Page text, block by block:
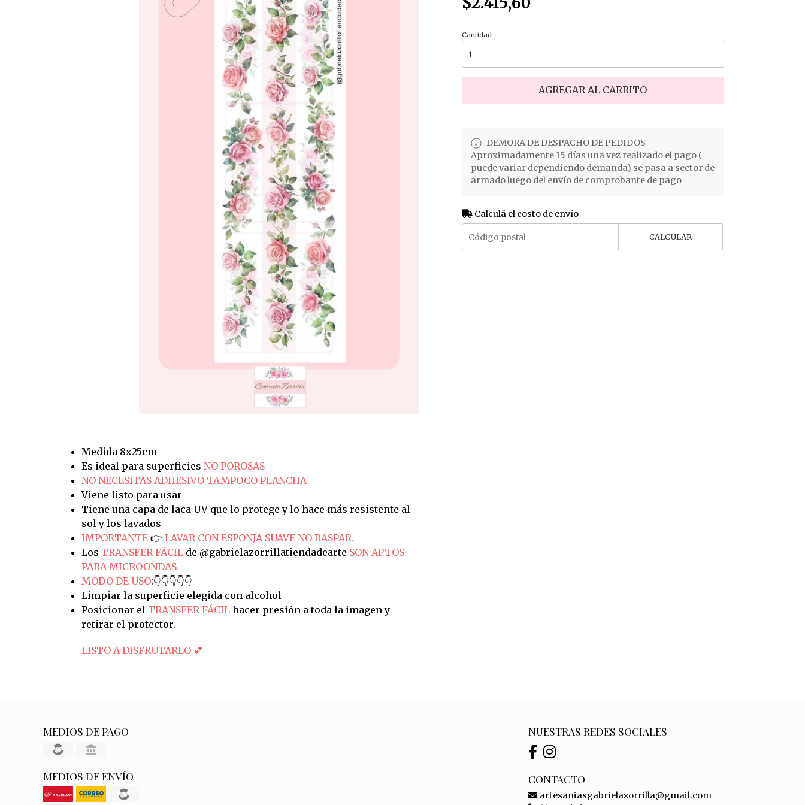
Medida 8x25cm
Es ideal para superficies NO POROSAS
NO NECESITAS ADHESIVO TAMPOCO PLANCHA
Viene listo para usar
Tiene una capa de laca UV que lo protege y lo hace más resistente al
sol y los lavados
IMPORTANTE 👉 LAVAR CON ESPONJA SUAVE NO RASPAR.
Los TRANSFER FÁCILde @gabrielazorrillatiendadearte SON APTOS
PARA MICROONDAS.
MODO DE USO:👇👇👇👇👇
Limpiar la superficie elegida con alcohol
Posicionar el TRANSFER FÁCILhacer presión a toda la imagen y
retirar el protector.
LISTO A DISFRUTARLO 💕
Cantidad
AGREGAR AL CARRITO
DEMORA DE DESPACHO DE PEDIDOS
Aproximadamente 15 días una vez realizado el pago (
puede variar dependiendo demanda) se pasa a sector de
armado luego del envío de comprobante de pago
Calculá el costo de envío
CALCULAR
MEDIOS DE PAGO
MEDIOS DE ENVÍO
NUESTRAS REDES SOCIALES
CONTACTO
artesaniasgabrielazorrilla@gmail.com